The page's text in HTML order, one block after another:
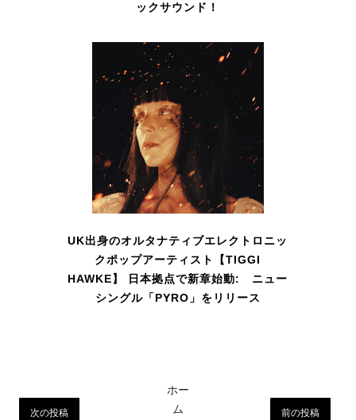
ックサウンド！
UK出身のオルタナティブエレクトロニッ
クポップアーティスト【TIGGI
HAWKE】 日本拠点で新章始動: ニュー
シングル「PYRO」をリリース
次の投稿 前の投稿
ホー
ム